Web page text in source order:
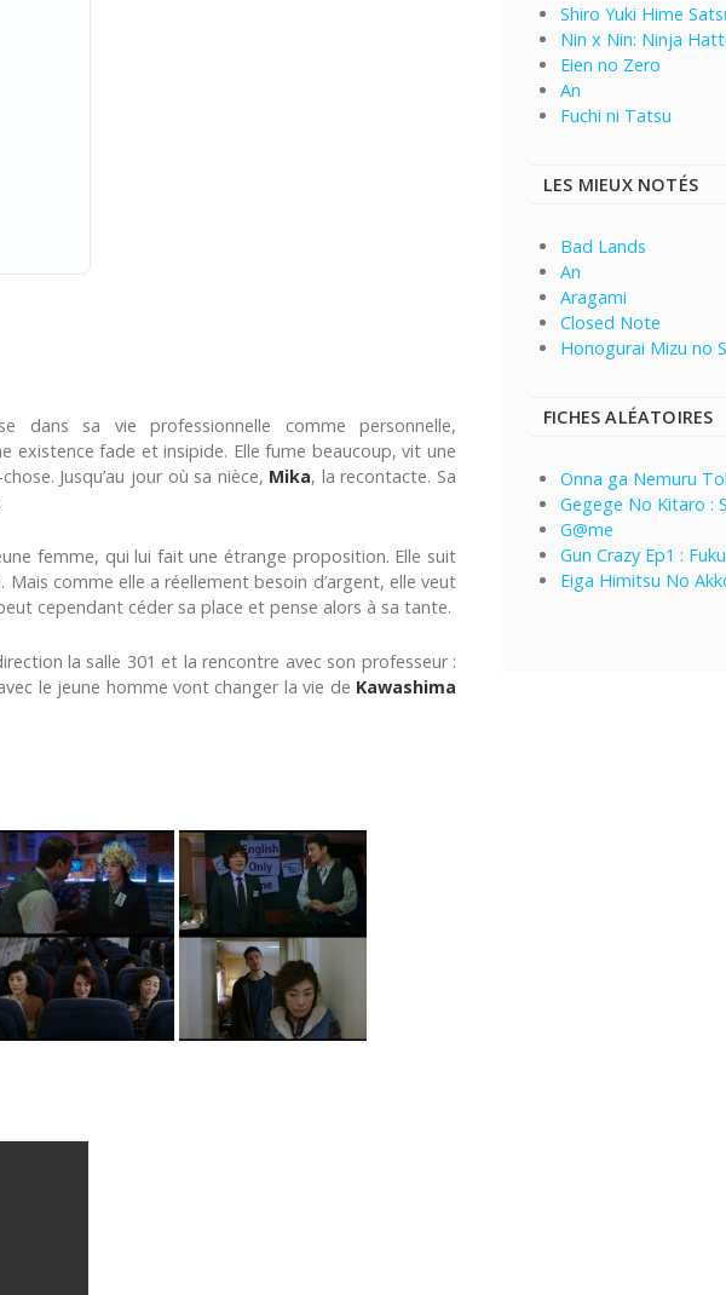
dans sa vie professionnelle comme personnelle,
existence fade et insipide. Elle fume beaucoup, vit une
Jusqu’au jour où sa nièce, Mika, la recontacte. Sa
femme, qui lui fait une étrange proposition. Elle suit
comme elle a réellement besoin d’argent, elle veut
cependant céder sa place et pense alors à sa tante.
la salle 301 et la rencontre avec son professeur :
le jeune homme vont changer la vie de Kawashima
Shiro Yuki Hime
Nin x Nin: Ninja
Eien no Zero
An
Fuchi ni Tatsu
LES MIEUX NOTÉS
Bad Lands
An
Aragami
Closed Note
Honogurai Mizu no
FICHES ALÉATOIRES
Onna ga Nemuru
Gegege No Kitaro :
G@me
Gun Crazy Ep1 :
Eiga Himitsu No